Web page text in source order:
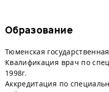
Образование
Тюменская
Квалификация врач по
1998г.
Аккредитация по